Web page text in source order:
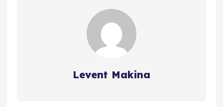
Levent Makina